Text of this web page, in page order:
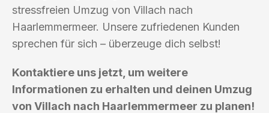
stressfreien Umzug von Villach nach
Haarlemmermeer. Unsere zufriedenen Kunden
sprechen für sich – überzeuge dich selbst!
Kontaktiere uns jetzt, um weitere
Informationen zu erhalten und deinen Umzug
von Villach nach Haarlemmermeer zu planen!